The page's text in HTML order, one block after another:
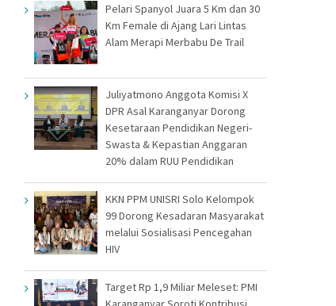
Pelari Spanyol Juara 5 Km dan 30
Km Female di Ajang Lari Lintas
Alam Merapi Merbabu De Trail
Juliyatmono Anggota Komisi X
DPR Asal Karanganyar Dorong
Kesetaraan Pendidikan Negeri-
Swasta & Kepastian Anggaran
20% dalam RUU Pendidikan
KKN PPM UNISRI Solo Kelompok
99 Dorong Kesadaran Masyarakat
melalui Sosialisasi Pencegahan
HIV
Target Rp 1,9 Miliar Meleset: PMI